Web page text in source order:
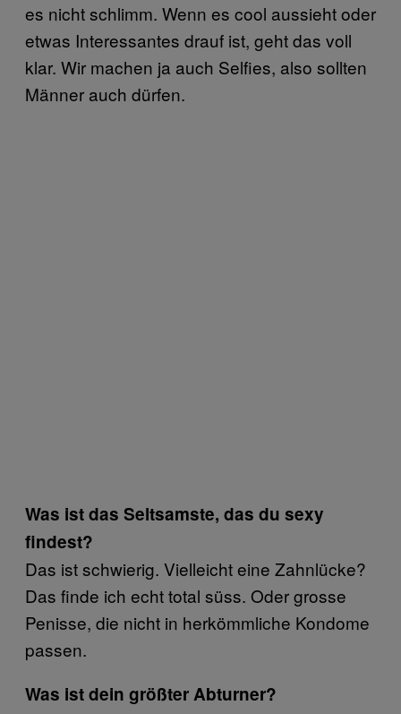
es nicht schlimm. Wenn es cool aussieht oder
etwas Interessantes drauf ist, geht das voll
klar. Wir machen ja auch Selfies, also sollten
Männer auch dürfen.
Was ist das Seltsamste, das du sexy
findest?
Das ist schwierig. Vielleicht eine Zahnlücke?
Das finde ich echt total süss. Oder grosse
Penisse, die nicht in herkömmliche Kondome
passen.
Was ist dein größter Abturner?